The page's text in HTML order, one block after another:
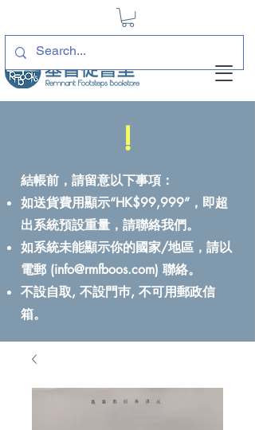
!
結帳前，請留意以下事項：
如送貨費用顯示“HK$99,999”，即超
出系統預設重量，請聯絡我們。
如系統未能顯示你的國家/地區，請以
電郵 (info@rmfboos.com) 聯絡。
不設自取, 不設門巿, 不可用郵政信
箱。